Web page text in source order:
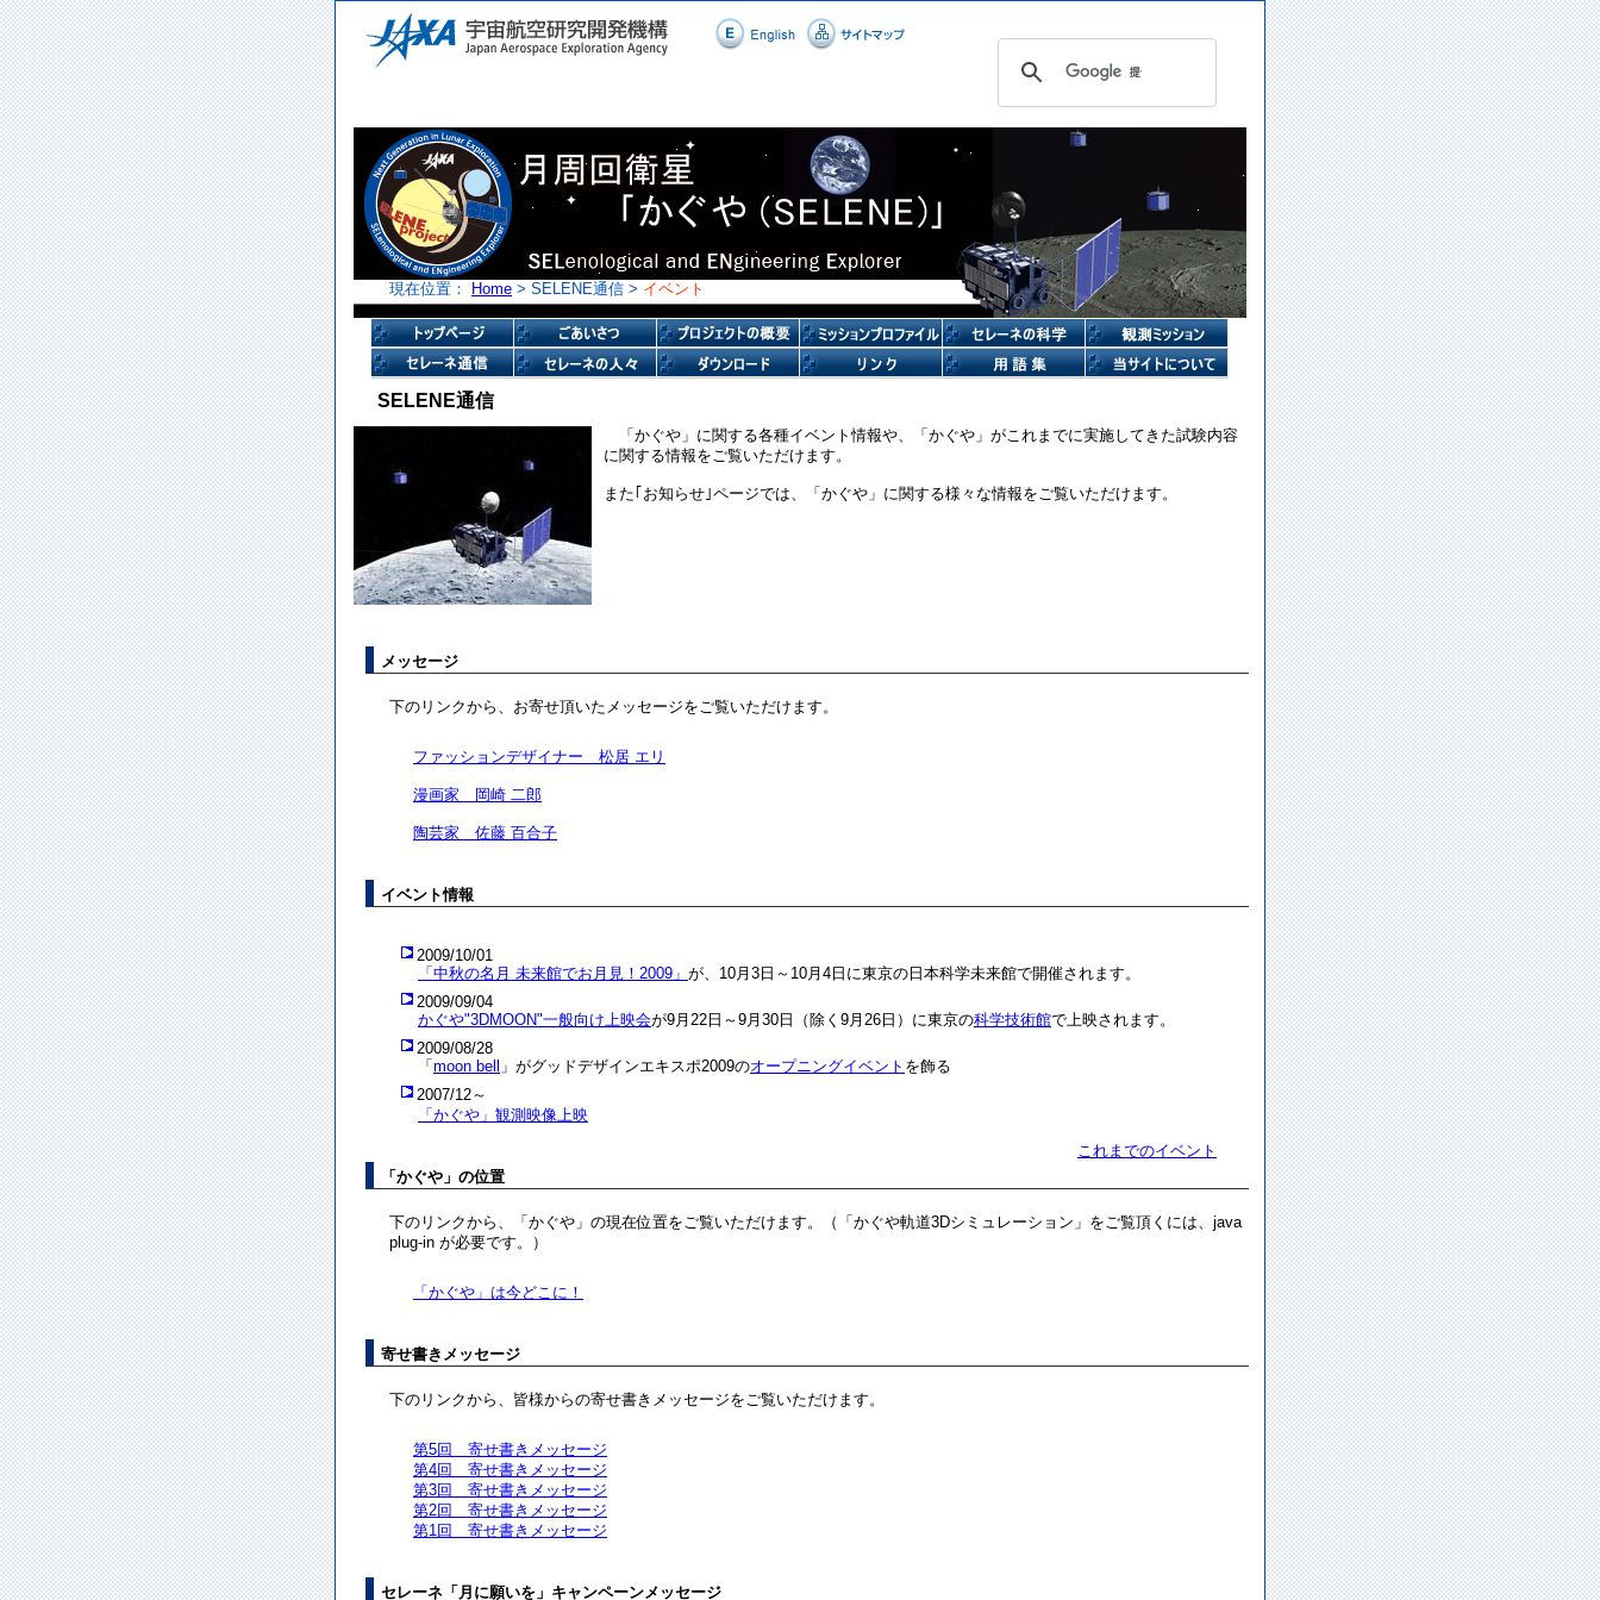
現在位置： Home > SELENE通信 > イベント
SELENE通信
「かぐや」に関する各種イベント情報や、「かぐや」がこれまでに実施してきた試験内容
に関する情報をご覧いただけます。
また｢お知らせ｣ページでは、「かぐや」に関する様々な情報をご覧いただけます。
メッセージ
下のリンクから、お寄せ頂いたメッセージをご覧いただけます。
ファッションデザイナー 松居 エリ
漫画家 岡崎 二郎
陶芸家 佐藤 百合子
イベント情報
2009/10/01
「中秋の名月 未来館でお月見！2009」 が、10月3日～10月4日に東京の日本科学未来館で開催されます。
2009/09/04
かぐや"3DMOON"一般向け上映会が9月22日～9月30日（除く9月26日）に東京の科学技術館で上映されます。
2009/08/28
「 moon bell 」がグッドデザインエキスポ2009のオープニングイベント を飾る
2007/12～
「かぐや」観測映像上映
これまでのイベント
「かぐや」の位置
下のリンクから、「かぐや」の現在位置をご覧いただけます。（「かぐや軌道3Dシミュレーション」をご覧頂くには、java
plug-in が必要です。）
「かぐや」は今どこに！
寄せ書きメッセージ
下のリンクから、皆様からの寄せ書きメッセージをご覧いただけます。
第5回 寄せ書きメッセージ
第4回 寄せ書きメッセージ
第3回 寄せ書きメッセージ
第2回 寄せ書きメッセージ
第1回 寄せ書きメッセージ
セレーネ「月に願いを」キャンペーンメッセージ